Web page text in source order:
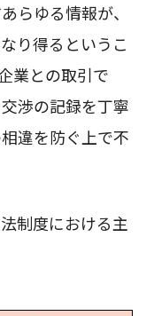
らゆる情報が、
り得るというこ
業との取引で
渉の記録を丁寧
違を防ぐ上で不
制度における主